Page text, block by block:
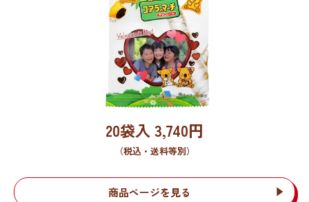
20袋入 3,740円
（税込・送料等別）
商品ページを見る